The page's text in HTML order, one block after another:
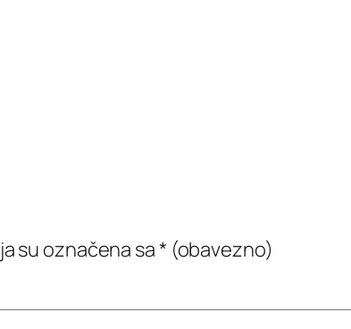
su označena sa* (obavezno)